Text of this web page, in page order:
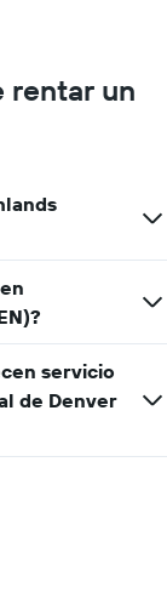
rentar un
servicio
de Denver